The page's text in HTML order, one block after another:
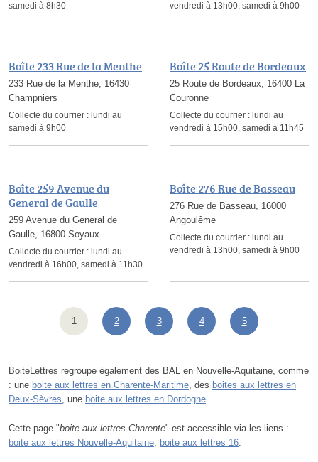
samedi à 8h30
vendredi à 13h00, samedi à 9h00
Boîte 233 Rue de la Menthe
233 Rue de la Menthe, 16430
Champniers
Collecte du courrier : lundi au
samedi à 9h00
Boîte 25 Route de Bordeaux
25 Route de Bordeaux, 16400 La
Couronne
Collecte du courrier : lundi au
vendredi à 15h00, samedi à 11h45
Boîte 259 Avenue du
General de Gaulle
259 Avenue du General de
Gaulle, 16800 Soyaux
Collecte du courrier : lundi au
vendredi à 16h00, samedi à 11h30
Boîte 276 Rue de Basseau
276 Rue de Basseau, 16000
Angoulême
Collecte du courrier : lundi au
vendredi à 13h00, samedi à 9h00
1 2 3 4 5
BoiteLettres regroupe également des BAL en Nouvelle-Aquitaine, comme
: une boite aux lettres en Charente-Maritime, des boites aux lettres en
Deux-Sèvres, une boite aux lettres en Dordogne.
Cette page "boite aux lettres Charente" est accessible via les liens :
boite aux lettres Nouvelle-Aquitaine, boite aux lettres 16.